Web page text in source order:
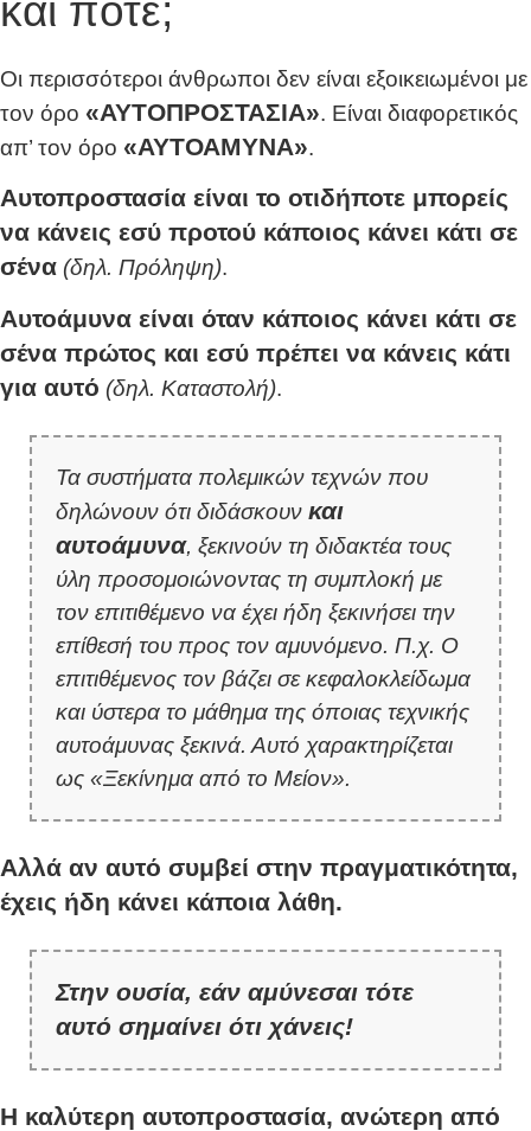
και πότε;
Οι περισσότεροι άνθρωποι δεν είναι εξοικειωμένοι με
τον όρο «ΑΥΤΟΠΡΟΣΤΑΣΙΑ». Είναι διαφορετικός
απ’ τον όρο «ΑΥΤΟΑΜΥΝΑ».
Αυτοπροστασία είναι το οτιδήποτε μπορείς
να κάνεις εσύ προτού κάποιος κάνει κάτι σε
σένα (δηλ. Πρόληψη).
Αυτοάμυνα είναι όταν κάποιος κάνει κάτι σε
σένα πρώτος και εσύ πρέπει να κάνεις κάτι
για αυτό (δηλ. Καταστολή).
Τα συστήματα πολεμικών τεχνών που
δηλώνουν ότι διδάσκουν και
αυτοάμυνα, ξεκινούν τη διδακτέα τους
ύλη προσομοιώνοντας τη συμπλοκή με
τον επιτιθέμενο να έχει ήδη ξεκινήσει την
επίθεσή του προς τον αμυνόμενο. Π.χ. Ο
επιτιθέμενος τον βάζει σε κεφαλοκλείδωμα
και ύστερα το μάθημα της όποιας τεχνικής
αυτοάμυνας ξεκινά. Αυτό χαρακτηρίζεται
ως «Ξεκίνημα από το Μείον».
Αλλά αν αυτό συμβεί στην πραγματικότητα,
έχεις ήδη κάνει κάποια λάθη.
Στην ουσία, εάν αμύνεσαι τότε
αυτό σημαίνει ότι χάνεις!
Η καλύτερη αυτοπροστασία, ανώτερη από